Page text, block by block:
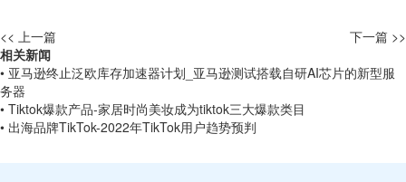
<< 上一篇
下一篇 >>
相关新闻
• 亚马逊终止泛欧库存加速器计划_亚马逊测试搭载自研AI芯片的新型服
务器
• Tiktok爆款产品-家居时尚美妆成为tiktok三大爆款类目
• 出海品牌TikTok-2022年TikTok用户趋势预判